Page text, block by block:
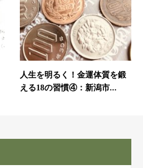
人生を明るく！金運体質を鍛
える18の習慣④：新潟市...